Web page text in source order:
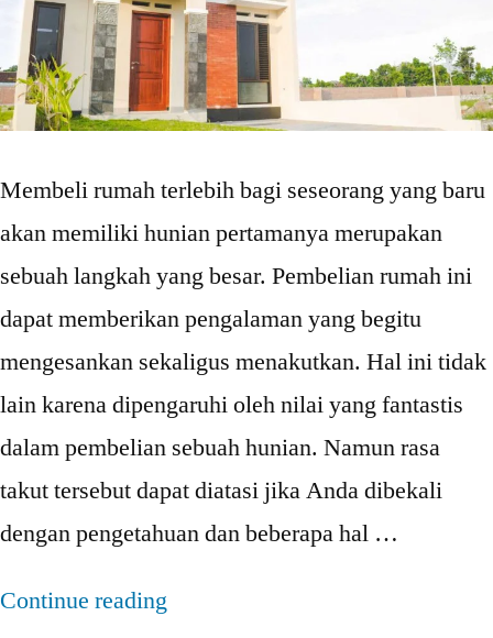
Membeli rumah terlebih bagi seseorang yang baru
akan memiliki hunian pertamanya merupakan
sebuah langkah yang besar. Pembelian rumah ini
dapat memberikan pengalaman yang begitu
mengesankan sekaligus menakutkan. Hal ini tidak
lain karena dipengaruhi oleh nilai yang fantastis
dalam pembelian sebuah hunian. Namun rasa
takut tersebut dapat diatasi jika Anda dibekali
dengan pengetahuan dan beberapa hal …
Continue reading